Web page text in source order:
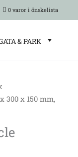
0 varor
& PARK
300 x 150 mm,